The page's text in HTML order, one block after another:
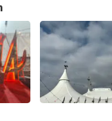
Wochen dauern, bis